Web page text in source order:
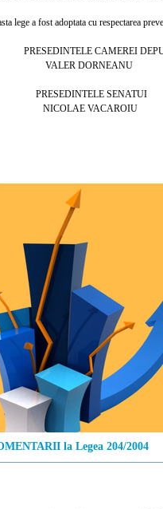
lege a fost adoptata cu respectarea
CAMEREI
DORNEANU
SENATUI
VACAROIU
la Legea 204/2004